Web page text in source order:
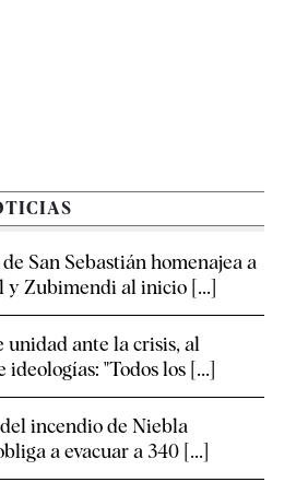
San Sebastián homenajea a
y Zubimendi al inicio [...]
unidad ante la crisis, al
ideologías: "Todos los [...]
incendio de Niebla
a evacuar a 340 [...]